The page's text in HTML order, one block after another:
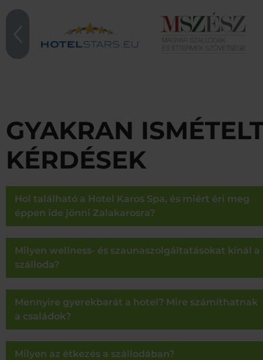
GYAKRAN
KÉRDÉSEK
Hol található a Hotel Karos Spa, és miért éri meg
éppen ide jönni Zalakarosra?
Milyen wellness- és szaunaszolgáltatásokat kínál a
szálloda?
Mennyire gyerekbarát a hotel? Mire számíthatnak
a családok?
Milyen az étkezés a szállodában?